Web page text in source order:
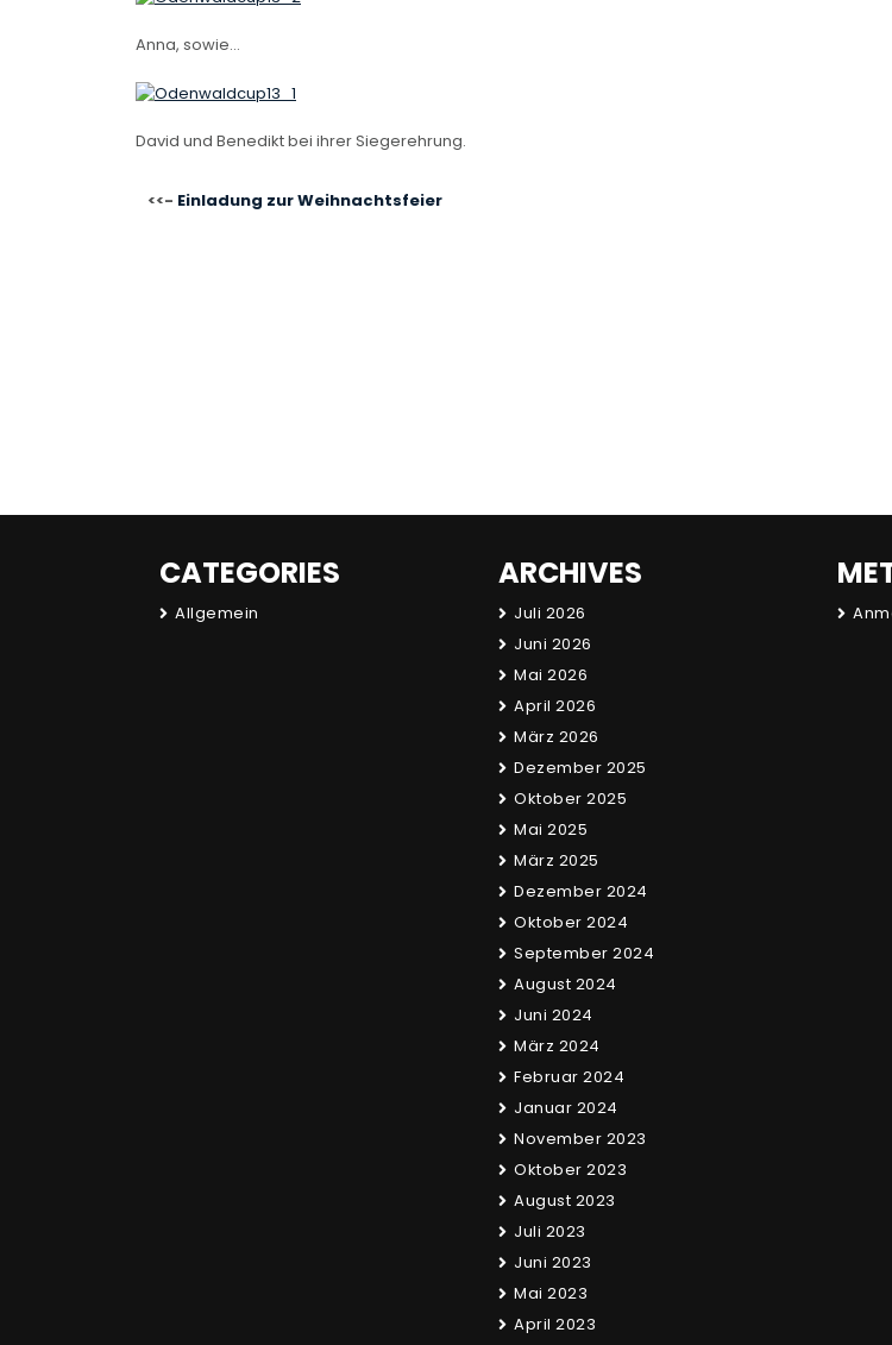
Anna, sowie…
David und Benedikt bei ihrer Siegerehrung.
BEITRAGSNAVIGATION
Einladung zur Weihnachtsfeier
CATEGORIES
Allgemein
ARCHIVES
Juli 2026
Juni 2026
Mai 2026
April 2026
März 2026
Dezember 2025
Oktober 2025
Mai 2025
März 2025
Dezember 2024
Oktober 2024
September 2024
August 2024
Juni 2024
März 2024
Februar 2024
Januar 2024
November 2023
Oktober 2023
August 2023
Juli 2023
Juni 2023
Mai 2023
April 2023